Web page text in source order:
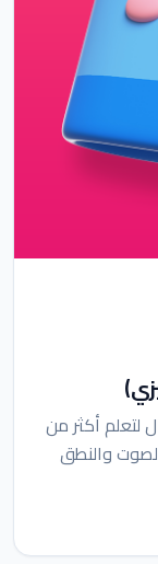
لتعلم أكثر من
الصوت والنطق